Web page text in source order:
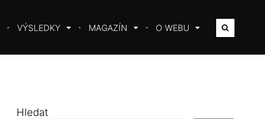
VÝSLEDKY MAGAZÍN O WEBU
Hledat